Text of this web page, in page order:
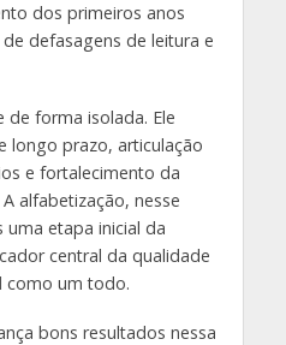
dos primeiros anos
defasagens de leitura e
de forma isolada. Ele
longo prazo, articulação
e fortalecimento da
alfabetização, nesse
etapa inicial da
central da qualidade
como um todo.
bons resultados nessa